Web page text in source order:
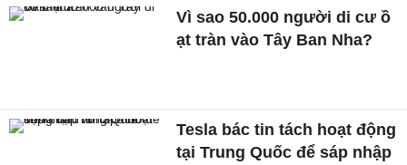
Vì sao 50.000 người di cư ồ
ạt tràn vào Tây Ban Nha?
Tesla bác tin tách hoạt động
tại Trung Quốc để sáp nhập